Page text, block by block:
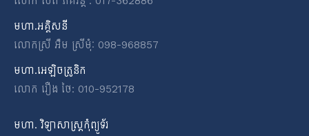
មហា.អគ្គិសនី
លោកស្រី អ៉ឹម ស្រីមុំៈ 098-968857
មហា.អេឡិចត្រូនិក
លោក រឿង ថៃ: 010-952178
មហា. វិទ្យាសាស្ត្រកុំព្យូទ័រ